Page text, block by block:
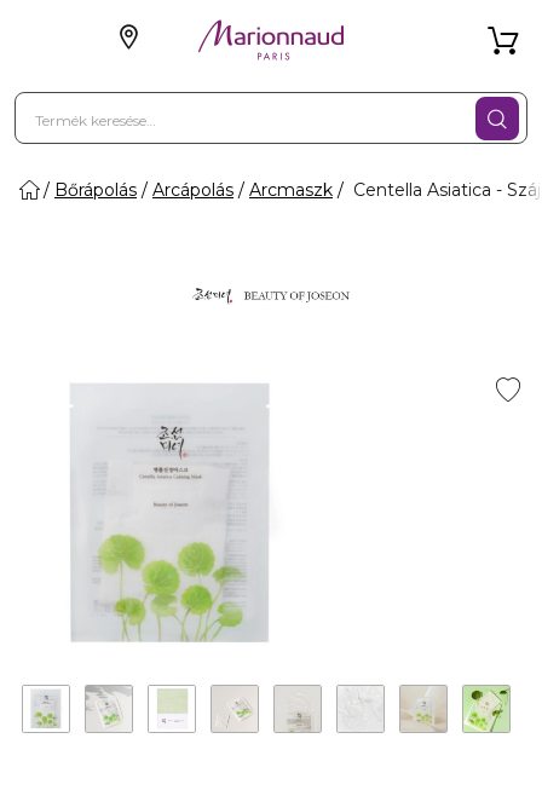
Bőrápolás Arcápolás Arcmaszk Centella Asiatica -